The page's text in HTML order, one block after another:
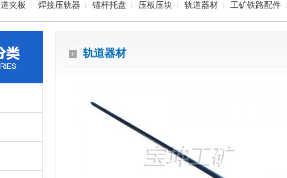
道夹板 焊接压轨器 锚杆托盘 压板压块 轨道器材 工矿铁路配件
轨道器材